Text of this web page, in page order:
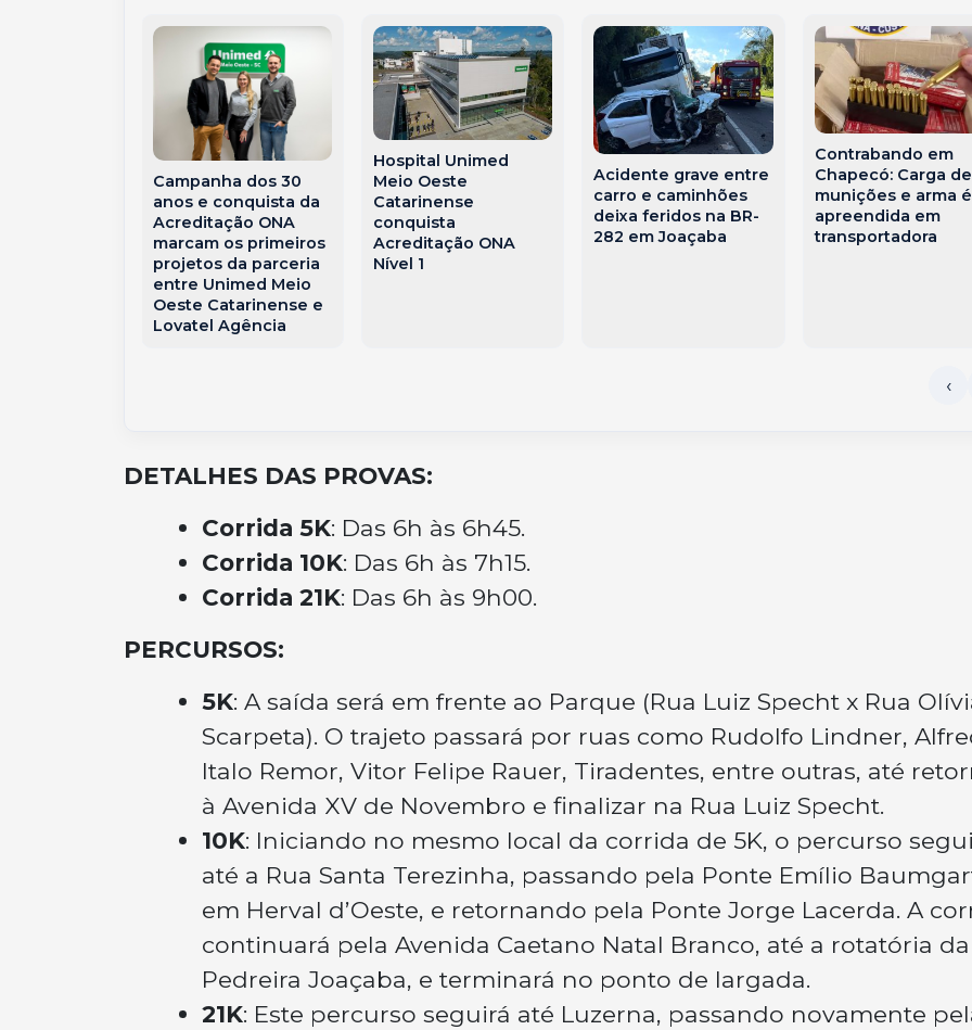
Campanha dos 30
anos e conquista da
Acreditação ONA
marcam os primeiros
projetos da parceria
entre Unimed Meio
Oeste Catarinense e
Lovatel Agência
Hospital Unimed
Meio Oeste
Catarinense
conquista
Acreditação ONA
Nível 1
Acidente grave entre
carro e caminhões
deixa feridos na BR-
282 em Joaçaba
Contrabando em
Chapecó: Carga de
munições e arma é
apreendida em
transportadora
DETALHES DAS PROVAS:
Corrida 5K: Das 6h às 6h45.
Corrida 10K: Das 6h às 7h15.
Corrida 21K: Das 6h às 9h00.
PERCURSOS:
5K: A saída será em frente ao Parque (Rua Luiz Specht x Rua
Scarpeta). O trajeto passará por ruas como Rudolfo Lindner,
Italo Remor, Vitor Felipe Rauer, Tiradentes, entre outras, até
à Avenida XV de Novembro e finalizar na Rua Luiz Specht.
10K: Iniciando no mesmo local da corrida de 5K, o percurso
até a Rua Santa Terezinha, passando pela Ponte Emílio
em Herval d’Oeste, e retornando pela Ponte Jorge Lacerda. A
continuará pela Avenida Caetano Natal Branco, até a rotatória da
Pedreira Joaçaba, e terminará no ponto de largada.
21K: Este percurso seguirá até Luzerna, passando novamente